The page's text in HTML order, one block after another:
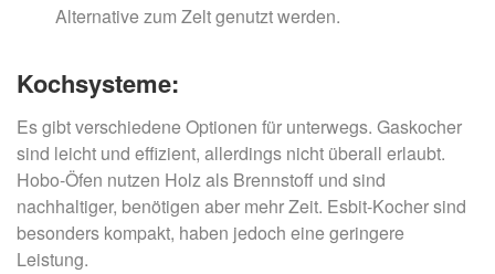
Alternative zum Zelt genutzt werden.
Kochsysteme:
Es gibt verschiedene Optionen für unterwegs. Gaskocher
sind leicht und effizient, allerdings nicht überall erlaubt.
Hobo-Öfen nutzen Holz als Brennstoff und sind
nachhaltiger, benötigen aber mehr Zeit. Esbit-Kocher sind
besonders kompakt, haben jedoch eine geringere
Leistung.